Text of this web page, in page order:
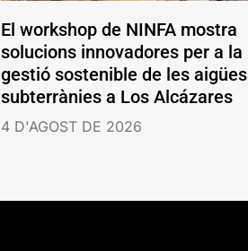
El workshop de NINFA mostra
solucions innovadores per a la
gestió sostenible de les aigües
subterrànies a Los Alcázares
4 D'AGOST DE 2026